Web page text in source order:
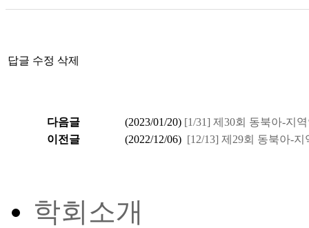
답글 수정 삭제
다음글 (2023/01/20) [1/31] 제30회 동북아-지
이전글
(2022/12/06) [12/13] 제29회 동북아-
학회소개